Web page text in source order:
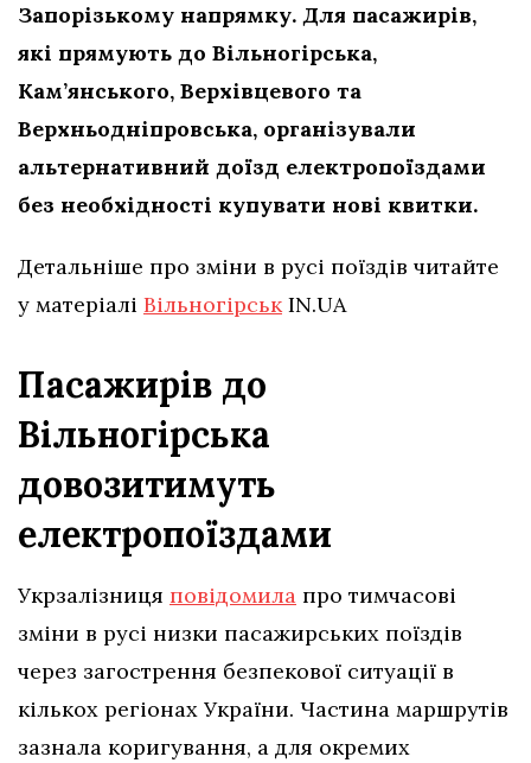
Запорізькому напрямку. Для пасажирів,
які прямують до Вільногірська,
Кам’янського, Верхівцевого та
Верхньодніпровська, організували
альтернативний доїзд електропоїздами
без необхідності купувати нові квитки.
Детальніше про зміни в русі поїздів читайте
у матеріалі ВільногірськIN.UA
Пасажирів до
Вільногірська
довозитимуть
електропоїздами
Укрзалізниця повідомила про тимчасові
зміни в русі низки пасажирських поїздів
через загострення безпекової ситуації в
кількох регіонах України. Частина маршрутів
зазнала коригування, а для окремих